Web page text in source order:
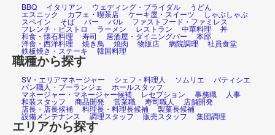
BBQ イタリアン ウェディング・ブライダル うどん
エスニック カフェ・喫茶店 ケーキ屋・スイーツ しゃぶしゃぶ
スペイン そば バー バル ファストフード・ファミレス
フレンチ・ビストロ ラーメン レストラン 中華料理 丼
和食・懐石料理 寿司 居酒屋・ダイニングバー 本部
洋食・西洋料理 焼き鳥 焼肉 物販店 病院調理 社員食堂
鉄板焼き・ステーキ 韓国料理
職種から探す
SV・エリアマネージャー シェフ・料理人 ソムリエ パティシエ
パン職人・ブーランジェ ホールスタッフ
マネージャー・マネージャー候補 レセプション 事務職 人事
和装スタッフ 商品開発 営業職 寿司職人 店舗開発
店長・店長候補 料理長・料理長候補 製菓長候補
設備メンテナンス 調理スタッフ 販売スタッフ 集団調理
エリアから探す